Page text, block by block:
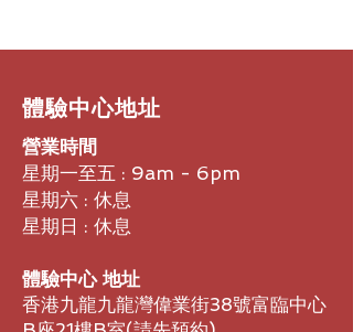
​體驗中心地址
營業時間
星期一至五 : 9am - 6pm
星期六 : 休息
星期日 : 休息
體驗中心 地址
香港九龍九龍灣偉業街38號富臨中心